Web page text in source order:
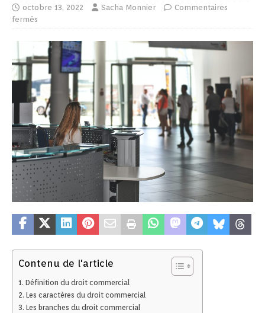
octobre 13, 2022 Sacha Monnier
Commentaires
fermés
Contenu de l'article
Définition du droit commercial
Les caractères du droit commercial
Les branches du droit commercial